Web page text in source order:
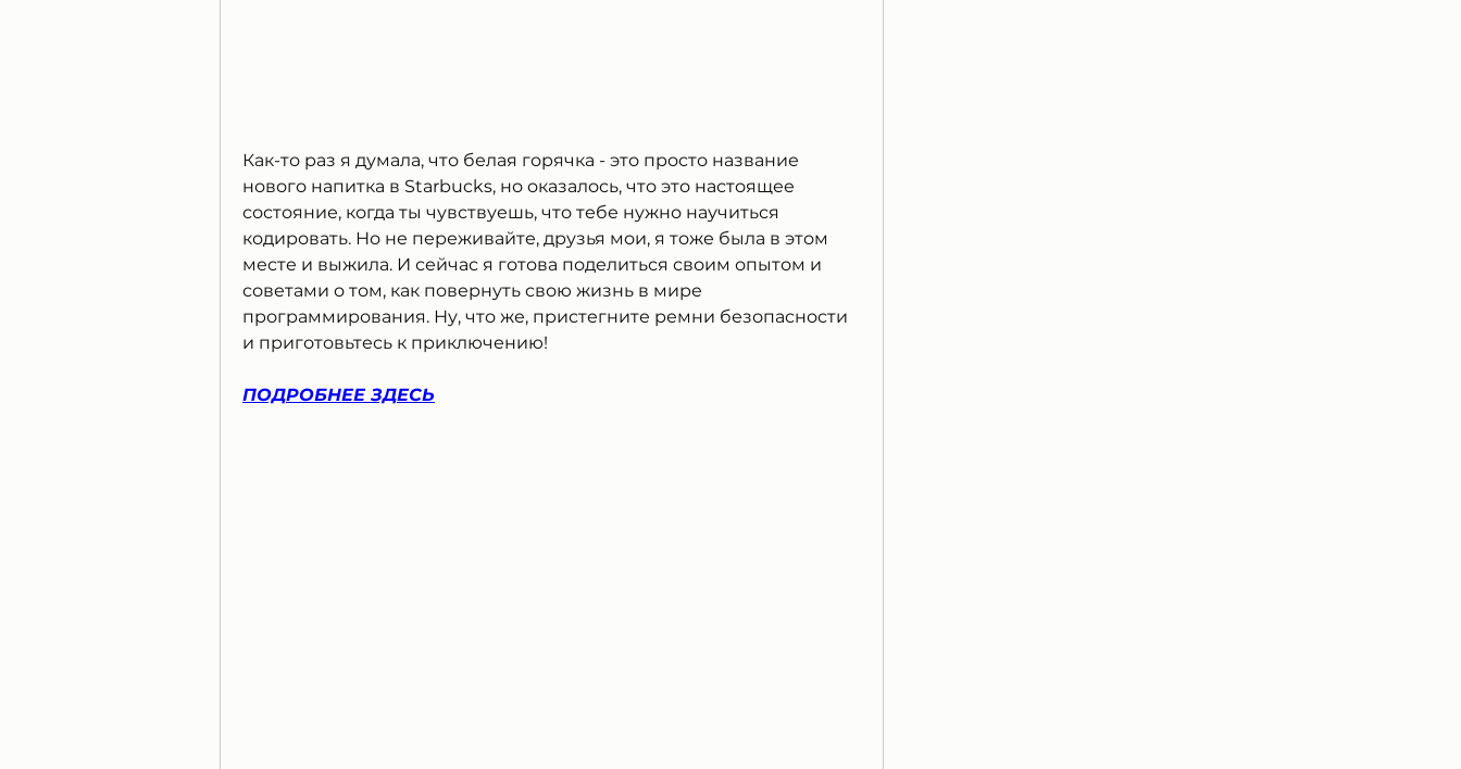
Как-то раз я думала, что белая горячка - это просто название
нового напитка в Starbucks, но оказалось, что это настоящее
состояние, когда ты чувствуешь, что тебе нужно научиться
кодировать. Но не переживайте, друзья мои, я тоже была в этом
месте и выжила. И сейчас я готова поделиться своим опытом и
советами о том, как повернуть свою жизнь в мире
программирования. Ну, что же, пристегните ремни безопасности
и приготовьтесь к приключению!
ПОДРОБНЕЕ ЗДЕСЬ